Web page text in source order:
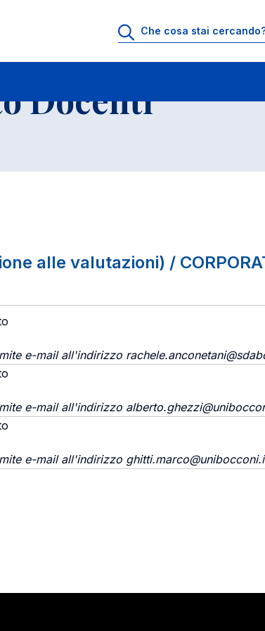
Elenco Insegnamenti
Docenti
alle valutazioni) /
e-mail all'indirizzo
e-mail all'indirizzo
e-mail all'indirizzo